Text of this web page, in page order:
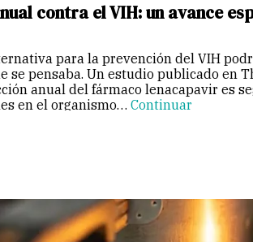
contra el VIH: un avance
para la prevención del VIH
se pensaba. Un estudio publicado en
anual del fármaco lenacapavir es
en el organismo… Continuar